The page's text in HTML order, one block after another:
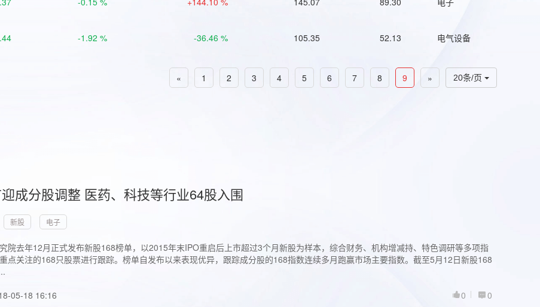
-1.92 % -36.46 % 105.35 52.13 电气设备
20条/页
« 1 2 3 4 5 6 7 8 9 »
成分股调整 医药、科技等行业64股入围
新股 电子
院去年12月正式发布新股168榜单，以2015年末IPO重启后上市超过3个月新股为样本，综合财务、机构增减持、特色调研等多项指
点关注的168只股票进行跟踪。榜单自发布以来表现优异，跟踪成分股的168指数连续多月跑赢市场主要指数。截至5月12日新股168
05-18 16:16 0
0